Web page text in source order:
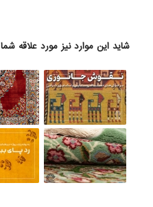
شاید این موارد نیز مورد علاقه